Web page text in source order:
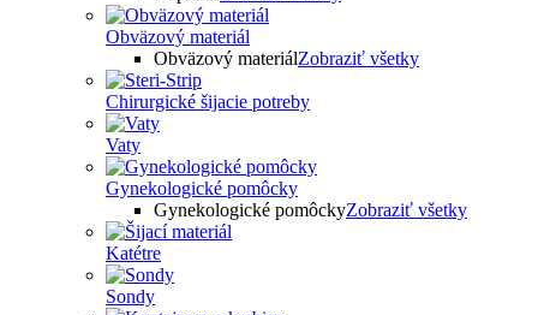
Obväzový materiál
Obväzový materiálZobraziť všetky
Chirurgické šijacie potreby
Vaty
Gynekologické pomôcky
Gynekologické pomôckyZobraziť všetky
Katétre
Sondy